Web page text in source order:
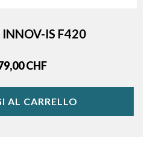
INNOV-IS F420
CHF
AL CARRELLO